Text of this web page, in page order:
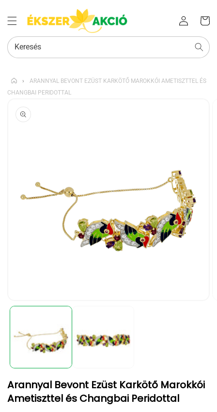
Bejelentkezés
kosara
Keresés
›
ARANNYAL BEVONT EZÜST KARKÖTŐ MAROKKÓI AMETISZTTEL ÉS
CHANGBAI PERIDOTTAL
UGRÁS A
TERMÉKADATOKRA
médiafájl
modális
párbeszédpanelen
Arannyal Bevont Ezüst Karkötő Marokkói
Ametiszttel és Changbai Peridottal